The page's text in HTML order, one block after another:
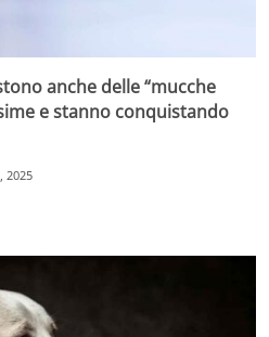
anche delle “mucche
e stanno conquistando
2025